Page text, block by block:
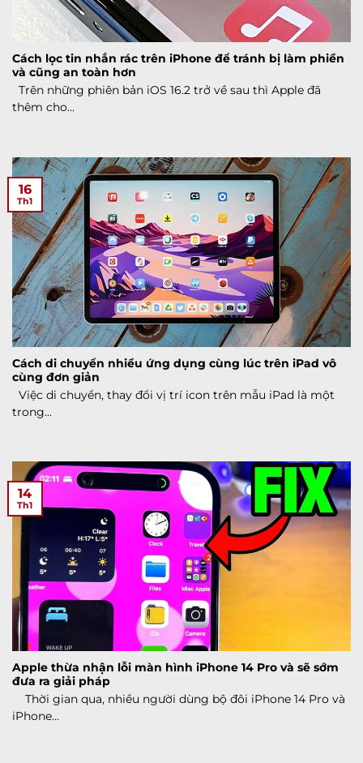
Cách lọc tin nhắn rác trên iPhone để tránh bị làm phiền
và cũng an toàn hơn
Trên những phiên bản iOS 16.2 trở về sau thì Apple đã
thêm cho...
Cách di chuyển nhiều ứng dụng cùng lúc trên iPad vô
cùng đơn giản
Việc di chuyển, thay đổi vị trí icon trên mẫu iPad là một
trong...
16
Th1
Apple thừa nhận lỗi màn hình iPhone 14 Pro và sẽ sớm
đưa ra giải pháp
Thời gian qua, nhiều người dùng bộ đôi ‌iPhone 14 Pro‌ và
iPhone...
14
Th1